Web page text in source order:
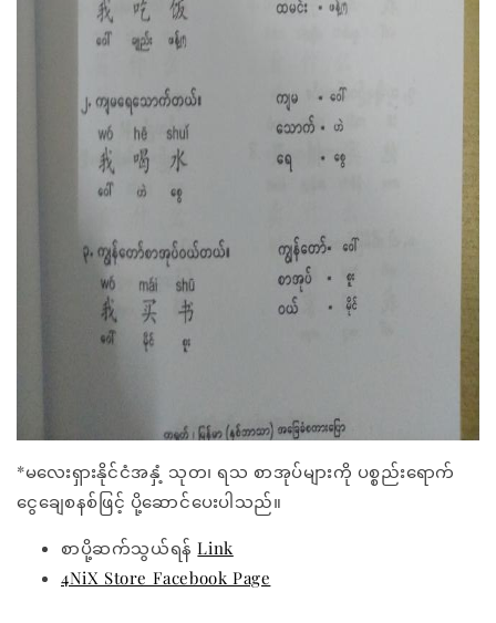
*မလေးရှားနိုင်ငံအနှံ့ သုတ၊ ရသ စာအုပ်များကို ပစ္စည်းရောက်
ငွေချေစနစ်ဖြင့် ပို့ဆောင်ပေးပါသည်။
စာပို့ဆက်သွယ်ရန်Link
4NiX Store Facebook Page